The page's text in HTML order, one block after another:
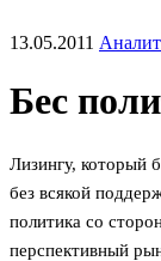
13.05.2011
Бес
Лизингу, который
без всякой
политика со
перспективный